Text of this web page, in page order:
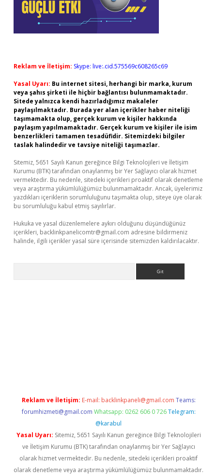
Reklam ve İletişim: Skype: live:.cid.575569c608265c69
Yasal Uyarı: Bu internet sitesi, herhangi bir marka, kurum
veya şahıs şirketi ile hiçbir bağlantısı bulunmamaktadır.
Sitede yalnızca kendi hazırladığımız makaleler
paylaşılmaktadır. Burada yer alan içerikler haber niteliği
taşımamakta olup, gerçek kurum ve kişiler hakkında
paylaşım yapılmamaktadır. Gerçek kurum ve kişiler ile isim
benzerlikleri tamamen tesadüfidir. Sitemizdeki bilgiler
taslak halindedir ve tavsiye niteliği taşımazlar.
Sitemiz, 5651 Sayılı Kanun gereğince Bilgi Teknolojileri ve İletişim
Kurumu (BTK) tarafından onaylanmış bir Yer Sağlayıcı olarak hizmet
vermektedir. Bu nedenle, sitedeki içerikleri proaktif olarak denetleme
veya araştırma yükümlülüğümüz bulunmamaktadır. Ancak, üyelerimiz
yazdıkları içeriklerin sorumluluğunu taşımakta olup, siteye üye olarak
bu sorumluluğu kabul etmiş sayılırlar.
Hukuka ve yasal düzenlemelere aykırı olduğunu düşündüğünüz
içerikleri, backlinkpanelicomtr@gmail.com adresine bildirmeniz
halinde, ilgili içerikler yasal süre içerisinde sitemizden kaldırılacaktır.
Reklam ve İletişim: E-mail: backlinkpaneli@gmail.com Teams:
forumhizmeti@gmail.com Whatsapp: 0262 606 0 726 Telegram:
@karabul
Yasal Uyarı: Sitemiz, 5651 Sayılı Kanun gereğince Bilgi Teknolojileri
ve İletişim Kurumu (BTK) tarafından onaylanmış bir Yer Sağlayıcı
olarak hizmet vermektedir. Bu nedenle, sitedeki içerikleri proaktif
olarak denetleme veya araştırma yükümlülüğümüz bulunmamaktadır.